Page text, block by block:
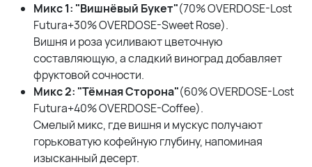
Микс1: "Вишнёвый Букет"(70% OVERDOSE-Lost
Futura+30% OVERDOSE-Sweet Rose).
Вишня и роза усиливают цветочную
составляющую, а сладкий виноград добавляет
фруктовой сочности.
Микс2: "ТёмнаяСторона"(60% OVERDOSE-Lost
Futura+40% OVERDOSE-Coffee).
Смелый микс, где вишня и мускус получают
горьковатую кофейную глубину, напоминая
изысканный десерт.